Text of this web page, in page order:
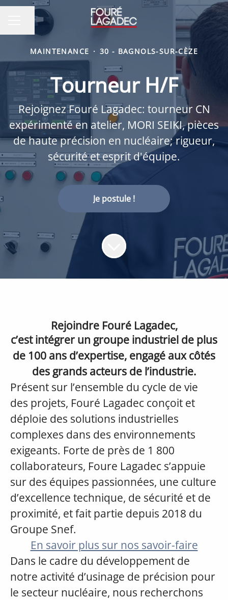
MENU CARRIÈRE
Partager la page
MAINTENANCE · 30 - BAGNOLS-SUR-CÈZE
Tourneur H/F
Rejoignez Fouré Lagadec: tourneur CN
expérimenté en atelier, MORI SEIKI, pièces
de haute précision en nucléaire; rigueur,
sécurité et esprit d'équipe.
Je postule !
Rejoindre Fouré Lagadec,
c’est intégrer un groupe industriel de plus
de 100 ans d’expertise, engagé aux côtés
des grands acteurs de l’industrie.
Présent sur l’ensemble du cycle de vie
des projets, Fouré Lagadec conçoit et
déploie des solutions industrielles
complexes dans des environnements
exigeants. Forte de près de 1 800
collaborateurs, Foure Lagadec s’appuie
sur des équipes passionnées, une culture
d’excellence technique, de sécurité et de
proximité, et fait partie depuis 2018 du
Groupe Snef.
En savoir plus sur nos savoir-faire
Dans le cadre du développement de
notre activité d’usinage de précision pour
le secteur nucléaire, nous recherchons